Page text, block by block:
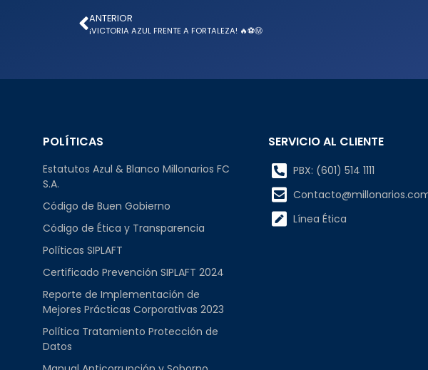
ANTERIOR
¡VICTORIA AZUL FRENTE A FORTALEZA! 🔥⚽Ⓜ️
POLÍTICAS
Estatutos Azul & Blanco Millonarios FC
S.A.
Código de Buen Gobierno
Código de Ética y Transparencia
Políticas SIPLAFT
Certificado Prevención SIPLAFT 2024
Reporte de Implementación de
Mejores Prácticas Corporativas 2023
Política Tratamiento Protección de
Datos
SERVICIO AL CLIENTE
PBX: (601) 514 1111
Línea Ética